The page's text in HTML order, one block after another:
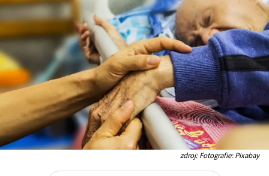
zdroj: Fotografie: Pixabay